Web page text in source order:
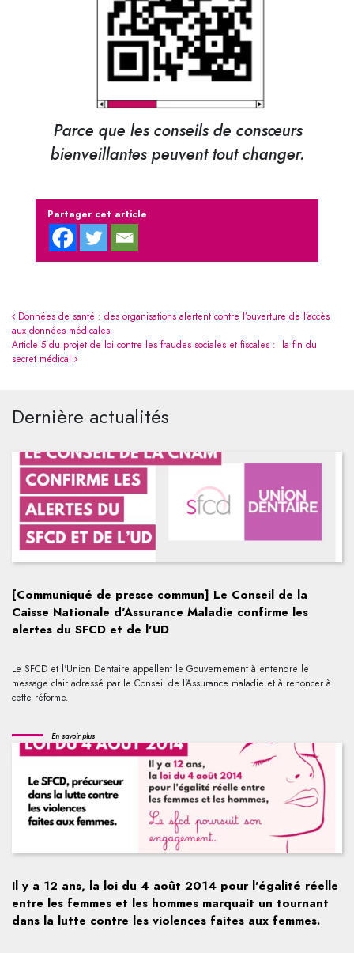
Parce que les conseils de consœurs
bienveillantes peuvent tout changer.
Partager cet article
Navigation
Données de santé : des organisations alertent contre l’ouverture de l’accès
aux données médicales
Article 5 du projet de loi contre les fraudes sociales et fiscales : la fin du
secret médical
Dernière actualités
[Communiqué de presse commun] Le Conseil de la
Caisse Nationale d'Assurance Maladie confirme les
alertes du SFCD et de l'UD
Le SFCD et l'Union Dentaire appellent le Gouvernement à entendre le
message clair adressé par le Conseil de l'Assurance maladie et à renoncer à
cette réforme.
En savoir plus
Il y a 12 ans, la loi du 4 août 2014 pour l'égalité réelle
entre les femmes et les hommes marquait un tournant
dans la lutte contre les violences faites aux femmes.